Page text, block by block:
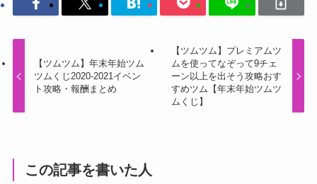
【ツムツム】年末年始ツム
ツムくじ2020-2021イベン
ト攻略・報酬まとめ
【ツムツム】プレミアムツ
ムを使ってなぞって9チェ
ーン以上を出そう攻略おす
すめツム【年末年始ツムツ
ムくじ】
この記事を書いた人